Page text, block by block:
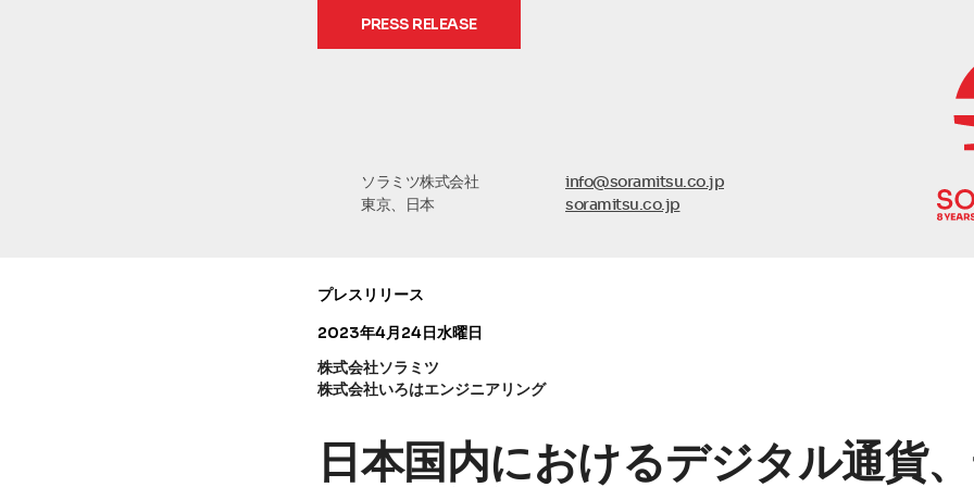
PRESS RELEASE
ソラミツ株式会社
東京、日本
info@soramitsu.co.jp
soramitsu.co.jp
プレスリリース
2023年4月24日水曜日
株式会社ソラミツ
株式会社いろはエンジニアリング
日本国内におけるデジタル通貨